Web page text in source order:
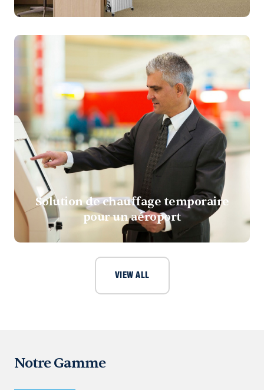
Solution de chauffage temporaire
pour un aéroport
VIEW ALL
Notre Gamme